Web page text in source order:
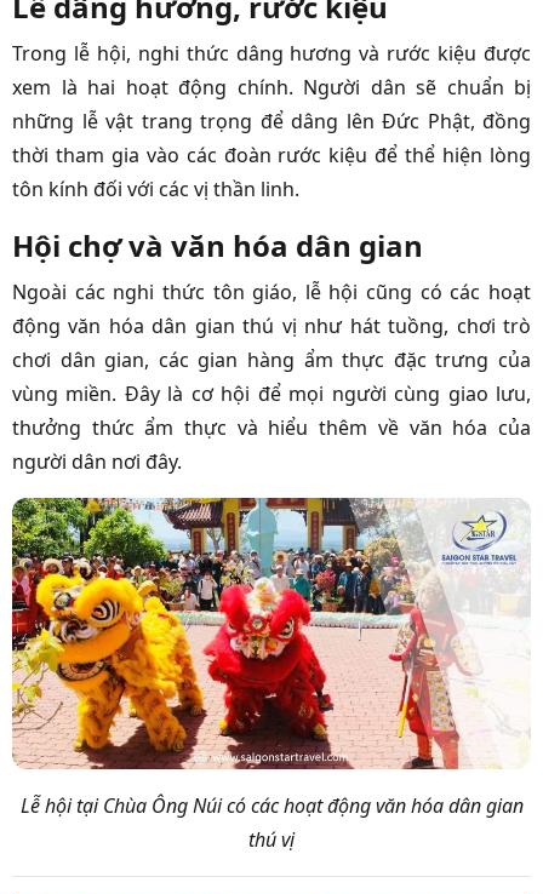
Trong lễ hội, nghi thức dâng hương và rước kiệu được
xem là hai hoạt động chính. Người dân sẽ chuẩn bị
những lễ vật trang trọng để dâng lên Đức Phật, đồng
thời tham gia vào các đoàn rước kiệu để thể hiện lòng
tôn kính đối với các vị thần linh.
Hội chợ và văn hóa dân gian
Ngoài các nghi thức tôn giáo, lễ hội cũng có các hoạt
động văn hóa dân gian thú vị như hát tuồng, chơi trò
chơi dân gian, các gian hàng ẩm thực đặc trưng của
vùng miền. Đây là cơ hội để mọi người cùng giao lưu,
thưởng thức ẩm thực và hiểu thêm về văn hóa của
người dân nơi đây.
Lễ hội tại Chùa Ông Núi có các hoạt động văn hóa dân gian
thú vị